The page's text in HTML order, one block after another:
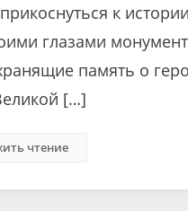
к
глазами
память о
[…]
чтение